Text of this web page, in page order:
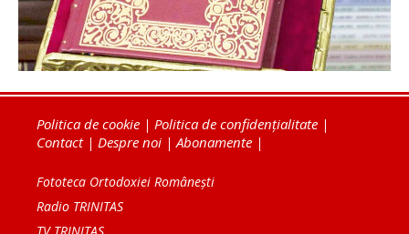
Politica de cookie | Politica de confidențialitate |
Contact| Despre noi |Abonamente |
Fototeca Ortodoxiei Românești
Radio TRINITAS